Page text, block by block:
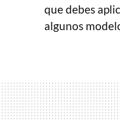
que debes
algunos